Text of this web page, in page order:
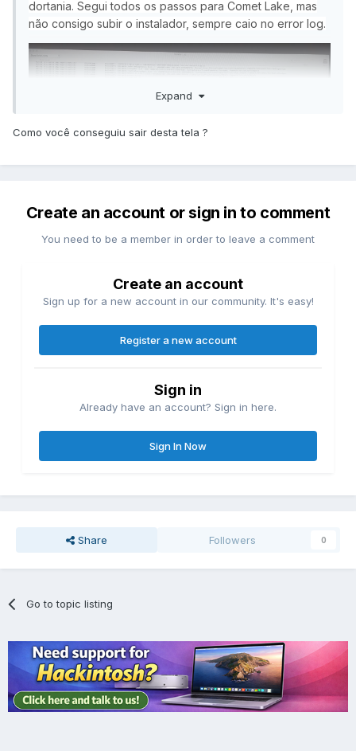
dortania. Segui todos os passos para Comet Lake, mas
não consigo subir o instalador, sempre caio no error log.
A esqueci de dizer acima, minha mobo é uma ASRock
Expand
Como você conseguiu sair desta tela ?
Create an account or sign in to comment
You need to be a member in order to leave a comment
Create an account
Sign up for a new account in our community. It's easy!
Register a new account
Sign in
Already have an account? Sign in here.
Sign In Now
Share Followers 0
Go to topic listing